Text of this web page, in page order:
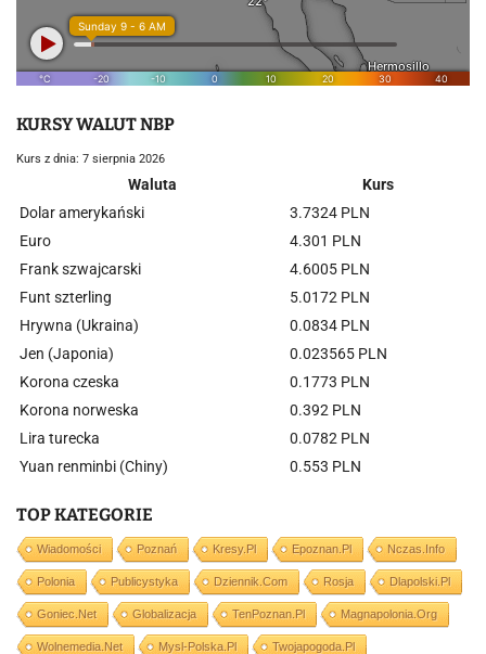
KURSY WALUT NBP
Kurs z dnia: 7 sierpnia 2026
Waluta
Kurs
Dolar amerykański
3.7324 PLN
Euro
4.301 PLN
Frank szwajcarski
4.6005 PLN
Funt szterling
5.0172 PLN
Hrywna (Ukraina)
0.0834 PLN
Jen (Japonia)
0.023565 PLN
Korona czeska
0.1773 PLN
Korona norweska
0.392 PLN
Lira turecka
0.0782 PLN
Yuan renminbi (Chiny)
0.553 PLN
TOP KATEGORIE
Wiadomości Poznań Kresy.pl Epoznan.pl Nczas.info
Polonia Publicystyka Dziennik.com Rosja Dlapolski.pl
Goniec.net Globalizacja TenPoznan.pl Magnapolonia.org
Wolnemedia.net Mysl-Polska.pl Twojapogoda.pl